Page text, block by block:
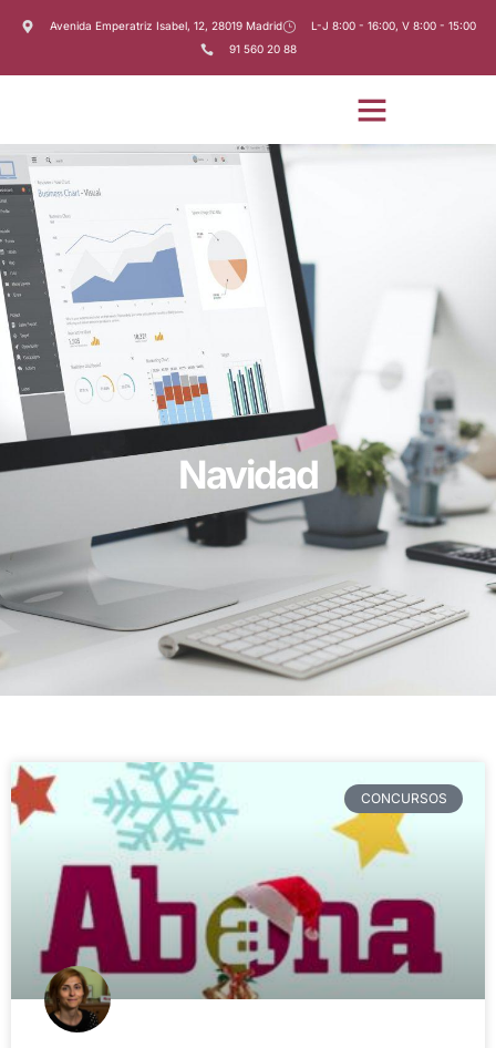
Avenida Emperatriz Isabel, 12, 28019 Madrid
L-J 8:00 - 16:00, V 8:00 - 15:00
91 560 20 88
Navidad
CONCURSOS